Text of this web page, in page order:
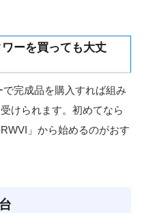
ーを買っても大丈
完成品を購入すれば組み
けられます。初めてなら
」から始めるのがおす